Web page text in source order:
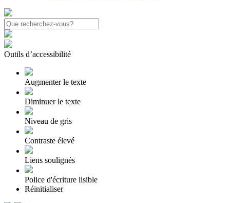
Outils d’accessibilité
Augmenter le texte
Diminuer le texte
Niveau de gris
Contraste élevé
Liens soulignés
Police d'écriture lisible
Réinitialiser